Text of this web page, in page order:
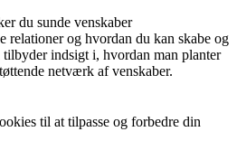
du sunde venskaber
relationer og hvordan du kan skabe og
indsigt i, hvordan man planter
netværk af venskaber.
til at tilpasse og forbedre din